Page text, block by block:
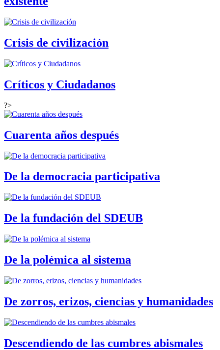
Crisis de civilización
Críticos y Ciudadanos
?>
Cuarenta años después
De la democracia participativa
De la fundación del SDEUB
De la polémica al sistema
De zorros, erizos, ciencias y humanidades
Descendiendo de las cumbres abismales